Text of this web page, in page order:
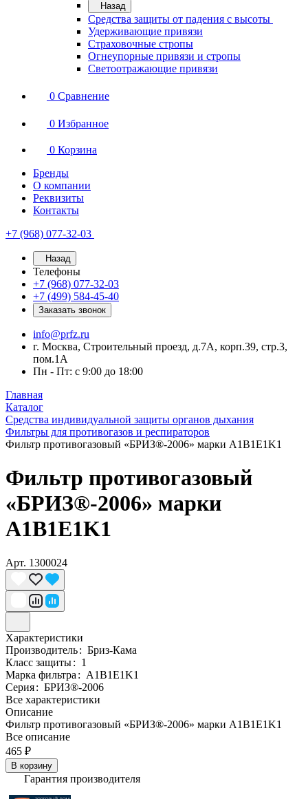
Назад
Средства защиты от падения с высоты
Удерживающие привязи
Страховочные стропы
Огнеупорные привязи и стропы
Светоотражающие привязи
0 Сравнение
0 Избранное
0 Корзина
Бренды
О компании
Реквизиты
Контакты
+7 (968) 077-32-03
Назад
Телефоны
+7 (968) 077-32-03
+7 (499) 584-45-40
Заказать звонок
info@prfz.ru
г. Москва, Строительный проезд, д.7А, корп.39, стр.3,
пом.1А
Пн - Пт: с 9:00 до 18:00
Главная
Каталог
Средства индивидуальной защиты органов дыхания
Фильтры для противогазов и респираторов
Фильтр противогазовый «БРИЗ®-2006» марки A1B1E1K1
Фильтр противогазовый
«БРИЗ®-2006» марки
A1B1E1K1
Арт. 1300024
Характеристики
Производитель: Бриз-Кама
Класс защиты: 1
Марка фильтра: A1B1E1K1
Серия: БРИЗ®-2006
Все характеристики
Описание
Фильтр противогазовый «БРИЗ®-2006» марки A1B1E1K1
Все описание
465 ₽
В корзину
Гарантия производителя